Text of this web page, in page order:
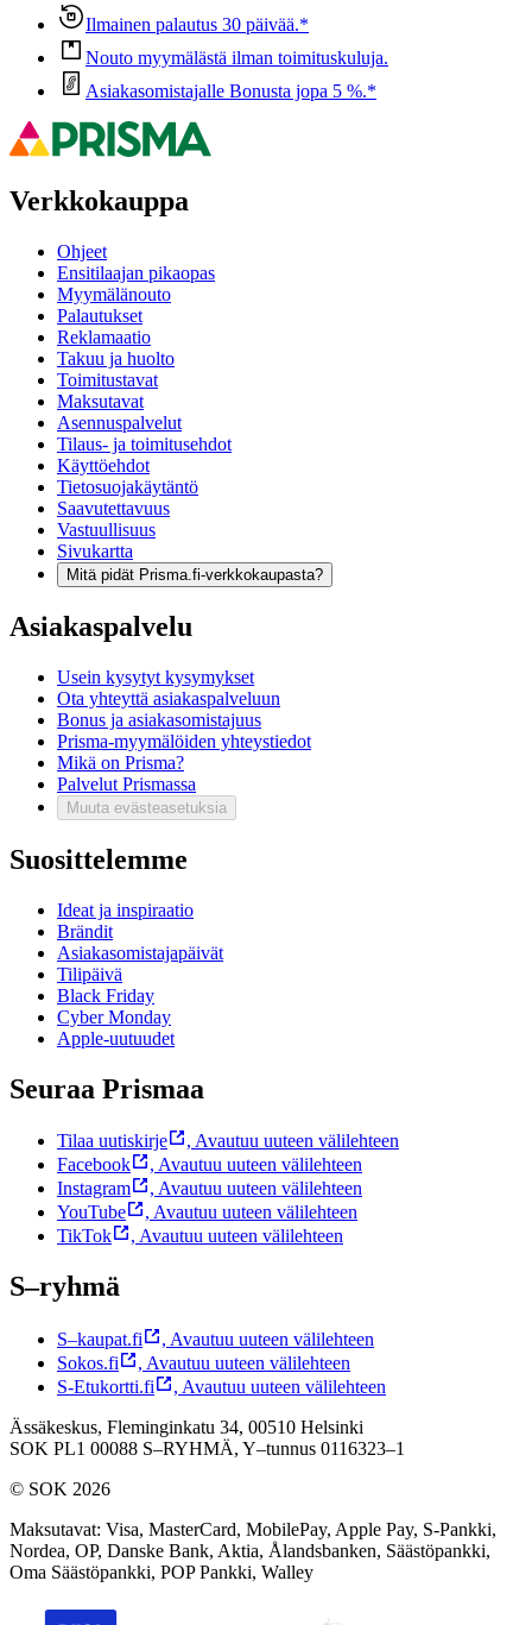
Ilmainen palautus 30 päivää.*
Nouto myymälästä ilman toimituskuluja.
Asiakasomistajalle Bonusta jopa 5 %.*
Verkkokauppa
Ohjeet
Ensitilaajan pikaopas
Myymälänouto
Palautukset
Reklamaatio
Takuu ja huolto
Toimitustavat
Maksutavat
Asennuspalvelut
Tilaus- ja toimitusehdot
Käyttöehdot
Tietosuojakäytäntö
Saavutettavuus
Vastuullisuus
Sivukartta
Mitä pidät Prisma.fi-verkkokaupasta?
Asiakaspalvelu
Usein kysytyt kysymykset
Ota yhteyttä asiakaspalveluun
Bonus ja asiakasomistajuus
Prisma-myymälöiden yhteystiedot
Mikä on Prisma?
Palvelut Prismassa
Muuta evästeasetuksia
Suosittelemme
Ideat ja inspiraatio
Brändit
Asiakasomistajapäivät
Tilipäivä
Black Friday
Cyber Monday
Apple-uutuudet
Seuraa Prismaa
Tilaa uutiskirje , Avautuu uuteen välilehteen
Facebook
, Avautuu uuteen välilehteen
Instagram
, Avautuu uuteen välilehteen
YouTube
, Avautuu uuteen välilehteen
TikTok
, Avautuu uuteen välilehteen
S–ryhmä
S–kaupat.fi , Avautuu uuteen välilehteen
Sokos.fi
, Avautuu uuteen välilehteen
S-Etukortti.fi
, Avautuu uuteen välilehteen
Ässäkeskus, Fleminginkatu 34, 00510 Helsinki
SOK PL1 00088 S–RYHMÄ, Y–tunnus 0116323–1
© SOK 2026
Maksutavat: Visa, MasterCard, MobilePay, Apple Pay, S-Pankki,
Nordea, OP, Danske Bank, Aktia, Ålandsbanken, Säästöpankki,
Oma Säästöpankki, POP Pankki, Walley